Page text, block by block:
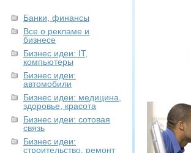
Банки, финансы
Все о рекламе и
бизнесе
Бизнес идеи: IT,
компьютеры
Бизнес идеи:
автомобили
Бизнес идеи: медицина,
здоровье, красота
Бизнес идеи: сотовая
связь
Бизнес идеи:
строительство, ремонт